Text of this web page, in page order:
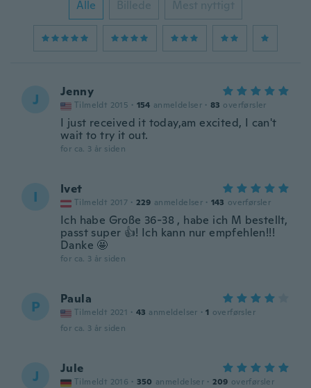
Alle Billede Mest nyttigt
J Jenny
Tilmeldt 2015 · 154 anmeldelser · 83 overførsler
I just received it today,am excited, I can't
wait to try it out.
for ca. 3 år siden
I Ivet
Tilmeldt 2017 · 229 anmeldelser · 143 overførsler
Ich habe Große 36-38 , habe ich M bestellt,
passt super 👍! Ich kann nur empfehlen!!!
Danke 🤩
for ca. 3 år siden
P Paula
Tilmeldt 2021 · 43 anmeldelser · 1 overførsler
for ca. 3 år siden
J Jule
Tilmeldt 2016 · 350 anmeldelser · 209 overførsler